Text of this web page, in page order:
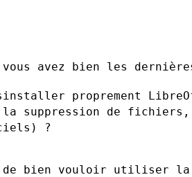
avez bien les
proprement
la suppression de
?
de bien vouloir utiliser la